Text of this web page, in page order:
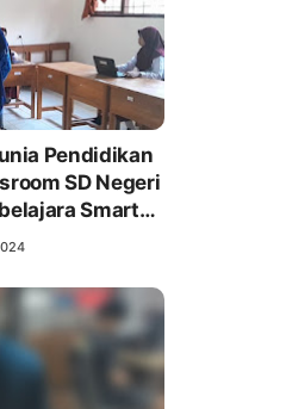
Pendidikan
SD Negeri
Smart